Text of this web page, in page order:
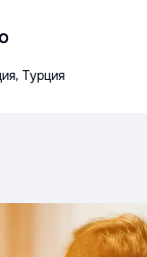
Турция